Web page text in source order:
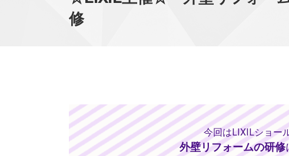
修
今回はLIXILショー
外壁リフォームの研修